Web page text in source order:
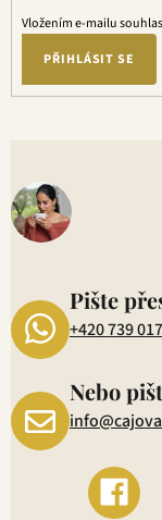
Vložením e-mailu
PŘIHLÁSIT SE
Pište
+420 739
Nebo